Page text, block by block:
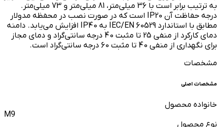
به ترتیب برابر است با 36 میلی‌متر، 81 میلی‌متر و 73 میلی‌متر.
درجه حفاظت آن IP20 است که در صورت نصب در محفظه مدولار
مطابق با استاندارد IEC/EN 60529 به IP40 افزایش می‌یابد. دامنه
دمای کارکرد از منفی 25 تا مثبت 40 درجه سانتی‌گراد و دمای مجاز
برای نگهداری از منفی 40 تا مثبت 60 درجه سانتی‌گراد است.
مشخصات
مشخصات اصلی
خانواده محصول
M9
نوع محصول